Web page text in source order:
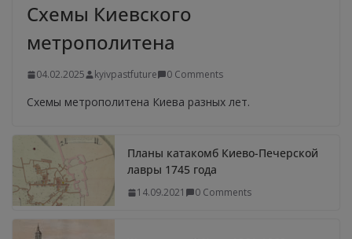
Схемы Киевского
метрополитена
04.02.2025 kyivpastfuture 0 Comments
Схемы метрополитена Киева разных лет.
Планы катакомб Киево-Печерской
лавры 1745 года
14.09.2021 0 Comments